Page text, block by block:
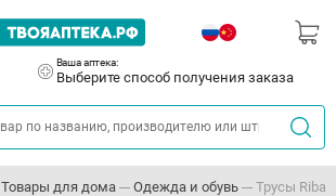
Ваша аптека:
Выберите способ получения заказа
Товары для дома Одежда и обувь Трусы